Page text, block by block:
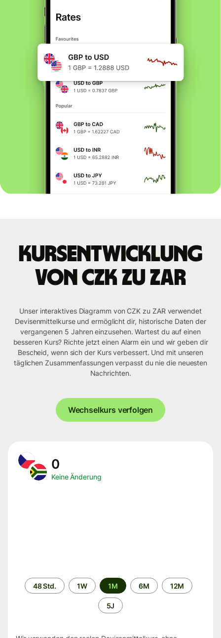
Kursentwicklung
von CZK zu ZAR
Unser interaktives Diagramm von CZK zu ZAR verwendet
Devisenmittelkurse und ermöglicht dir, historische Daten der
vergangenen 5 Jahren einzusehen. Wartest du auf einen
besseren Kurs? Richte jetzt einen Alarm ein und wir geben dir
Bescheid, wenn sich der Kurs verbessert. Und mit unseren
täglichen Zusammenfassungen verpasst du nie die neuesten
Nachrichten.
Wechselkurs verfolgen
0
Keine Änderung
Zeitraum
48 Std. 1W 1M 6M 12M
5J